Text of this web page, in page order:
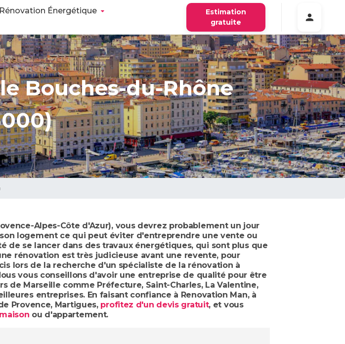
Rénovation Énergétique
Estimation
gratuite
Bouches-du-Rhône
Alpes-Côte d'Azur), vous devrez probablement un jour
logement ce qui peut éviter d'entreprendre une vente ou
de se lancer dans des travaux énergétiques, qui sont plus que
rénovation est très judicieuse avant une revente, pour
lors de la recherche d'un spécialiste de la rénovation à
vous conseillons d'avoir une entreprise de qualité pour être
de Marseille comme Préfecture, Saint-Charles, La Valentine,
entreprises. En faisant confiance à Renovation Man, à
Provence, Martigues, profitez d'un devis gratuit, et vous
ou d'appartement.